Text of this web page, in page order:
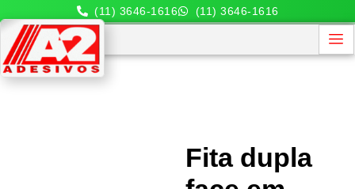
(11) 3646-1616 (11) 3646-1616
Fita dupla